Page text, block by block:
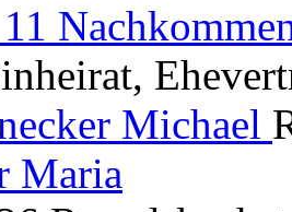
Michael
Maria